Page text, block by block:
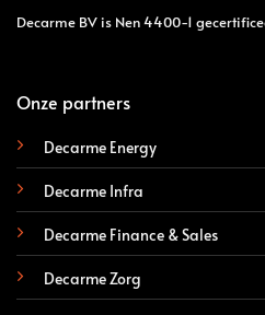
Decarme BV is Nen 4400-1
Onze partners
Decarme Energy
Decarme Infra
Decarme Finance & Sales
Decarme Zorg